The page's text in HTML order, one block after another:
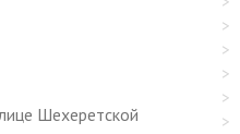
Шехеретской